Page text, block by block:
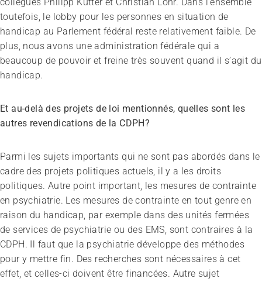
toutefois, le lobby pour les personnes en situation de
handicap au Parlement fédéral reste relativement faible. De
plus, nous avons une administration fédérale qui a
beaucoup de pouvoir et freine très souvent quand il s’agit du
handicap.
Et au-delà des projets de loi mentionnés, quelles sont les
autres revendications de la CDPH?
Parmi les sujets importants qui ne sont pas abordés dans le
cadre des projets politiques actuels, il y a les droits
politiques. Autre point important, les mesures de contrainte
en psychiatrie. Les mesures de contrainte en tout genre en
raison du handicap, par exemple dans des unités fermées
de services de psychiatrie ou des EMS, sont contraires à la
CDPH. Il faut que la psychiatrie développe des méthodes
pour y mettre fin. Des recherches sont nécessaires à cet
effet, et celles-ci doivent être financées. Autre sujet